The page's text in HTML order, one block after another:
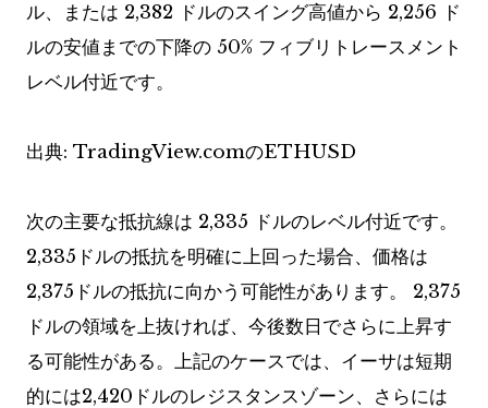
ル、または 2,382 ドルのスイング高値から 2,256 ド
ルの安値までの下降の 50% フィブリトレースメント
レベル付近です。
出典: TradingView.comのETHUSD
次の主要な抵抗線は 2,335 ドルのレベル付近です。
2,335ドルの抵抗を明確に上回った場合、価格は
2,375ドルの抵抗に向かう可能性があります。 2,375
ドルの領域を上抜ければ、今後数日でさらに上昇す
る可能性がある。上記のケースでは、イーサは短期
的には2,420ドルのレジスタンスゾーン、さらには